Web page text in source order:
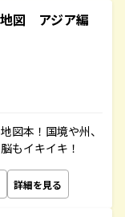
図 アジア編
図本！国境や州、
もイキイキ！
詳細を見る